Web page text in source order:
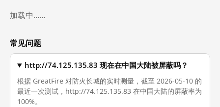
加载中……
常见问题
http://74.125.135.83 现在在中国大陆被屏蔽吗？
根据 GreatFire 对防火长城的实时测量，截至 2026-05-10 的
最近一次测试，http://74.125.135.83 在中国大陆的屏蔽率为
100%。